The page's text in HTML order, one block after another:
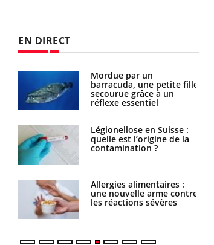
EN DIRECT
Mordue par un
barracuda, une petite fille
secourue grâce à un
réflexe essentiel
Légionellose en Suisse :
quelle est l’origine de la
contamination ?
Allergies alimentaires :
une nouvelle arme contre
les réactions sévères
Comment gérer le
sommeil des enfants en
vacances ?
Bilan prévention : ce que
les kinés pourront
bientôt faire
TDAH : quel est ce
traitement autorisé aux
États-Unis ?